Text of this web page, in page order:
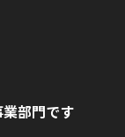
部門です